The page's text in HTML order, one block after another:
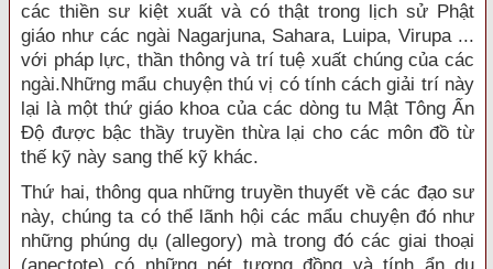
các thiền sư kiệt xuất và có thật trong lịch sử Phật
giáo như các ngài Nagarjuna, Sahara, Luipa, Virupa ...
với pháp lực, thần thông và trí tuệ xuất chúng của các
ngài.Những mẩu chuyện thú vị có tính cách giải trí này
lại là một thứ giáo khoa của các dòng tu Mật Tông Ấn
Ðộ được bậc thầy truyền thừa lại cho các môn đồ từ
thế kỹ này sang thế kỹ khác.
Thứ hai, thông qua những truyền thuyết về các đạo sư
này, chúng ta có thể lãnh hội các mẩu chuyện đó như
những phúng dụ (allegory) mà trong đó các giai thoại